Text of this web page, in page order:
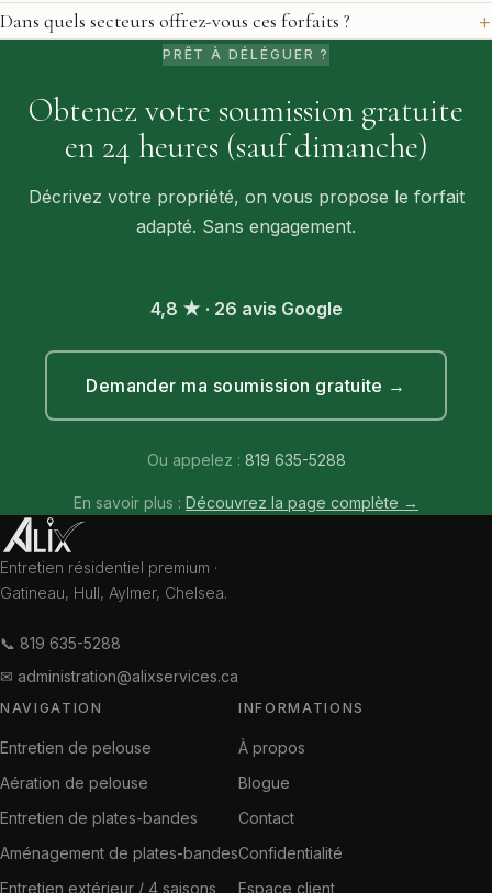
Dans quels secteurs offrez-vous ces forfaits ?
PRÊT À DÉLÉGUER ?
Obtenez votre soumission gratuite
en 24 heures (sauf dimanche)
Décrivez votre propriété, on vous propose le forfait
adapté. Sans engagement.
4,8 ★ · 26 avis Google
Demander ma soumission gratuite →
Ou appelez : 819 635-5288
En savoir plus : Découvrez la page complète →
Entretien résidentiel premium ·
Gatineau, Hull, Aylmer, Chelsea.
📞 819 635-5288
✉ administration@alixservices.ca
NAVIGATION
Entretien de pelouse
Aération de pelouse
Entretien de plates-bandes
Aménagement de plates-bandes
Entretien extérieur / 4 saisons
INFORMATIONS
À propos
Blogue
Contact
Confidentialité
Espace client